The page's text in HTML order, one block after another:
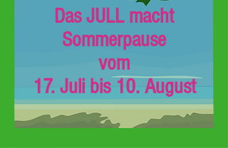
Das JULL macht
Sommerpause
vom
17. Juli bis 10. August